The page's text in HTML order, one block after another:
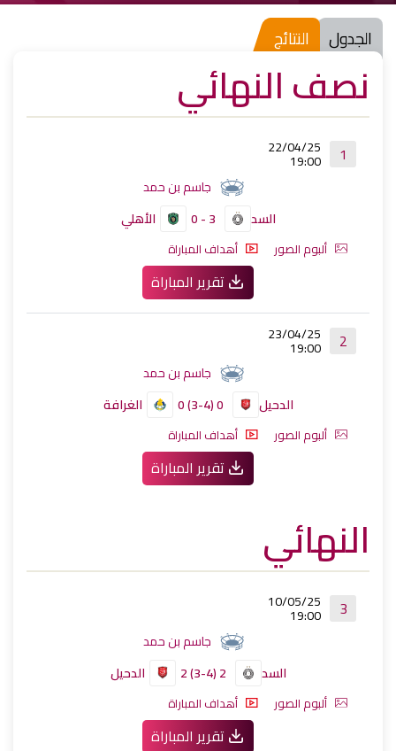
الجدول النتائج
نصف النهائي
1
22/04/25
19:00
السد 3 - 0 الأهلي
جاسم بن حمد
ألبوم الصور أهداف المباراة
تقرير المباراة
2
23/04/25
19:00
الدحيل 0 (4-3) 0 الغرافة
جاسم بن حمد
ألبوم الصور أهداف المباراة
تقرير المباراة
النهائي
3
10/05/25
19:00
السد 2 (4-3) 2 الدحيل
جاسم بن حمد
ألبوم الصور أهداف المباراة
تقرير المباراة